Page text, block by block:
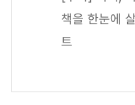
책을 한눈에
트